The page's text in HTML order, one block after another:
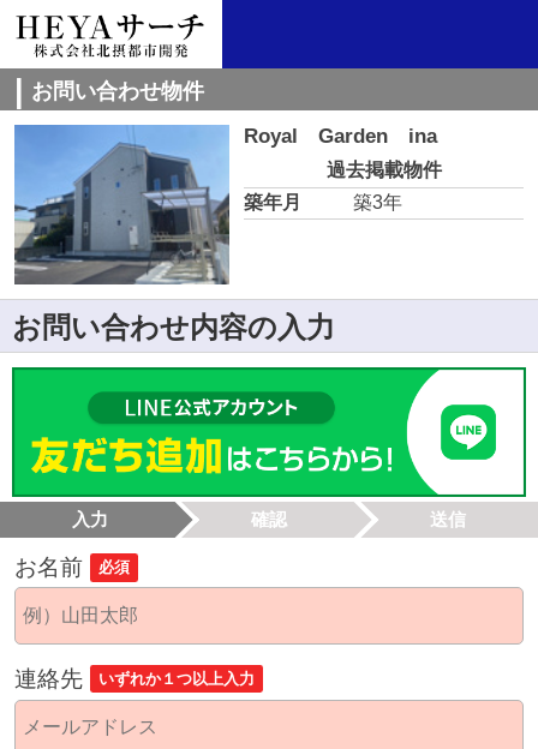
お問い合わせ物件
Royal Garden ina
過去掲載物件
築年月
築3年
お問い合わせ内容の入力
入力 確認 送信
お名前 必須
連絡先 いずれか１つ以上入力